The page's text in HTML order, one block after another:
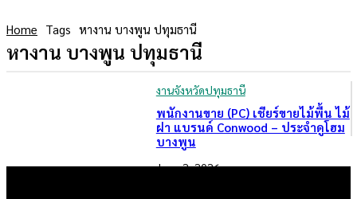
Home Tags หางาน บางพูน ปทุมธานี
หางาน บางพูน ปทุมธานี
งานจังหวัดปทุมธานี
พนักงานขาย (PC) เชียร์ขายไม้พื้น ไม้
ฝา แบรนด์ Conwood – ประจำดูโฮม
บางพูน
June 2, 2026